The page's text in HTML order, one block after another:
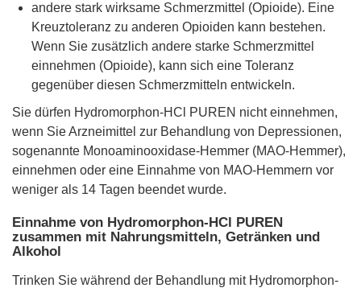
andere stark wirksame Schmerzmittel (Opioide). Eine
Kreuztoleranz zu anderen Opioiden kann bestehen.
Wenn Sie zusätzlich andere starke Schmerzmittel
einnehmen (Opioide), kann sich eine Toleranz
gegenüber diesen Schmerzmitteln entwickeln.
Sie dürfen Hydromorphon-HCl PUREN nicht einnehmen,
wenn Sie Arzneimittel zur Behandlung von Depressionen,
sogenannte Monoaminooxidase-Hemmer (MAO-Hemmer),
einnehmen oder eine Einnahme von MAO-Hemmern vor
weniger als 14 Tagen beendet wurde.
Einnahme von Hydromorphon-HCl PUREN
zusammen mit Nahrungsmitteln, Getränken und
Alkohol
Trinken Sie während der Behandlung mit Hydromorphon-